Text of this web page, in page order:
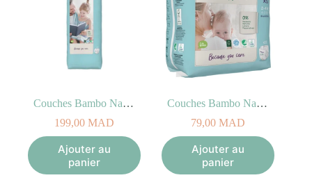
Couches Bambo Nature Taille 6 XXL, 16kg+ (40 unités)
199,00 MAD
Ajouter au
panier
Couches Bambo Nature Taille 1 XS, 2-4kg (22 unités)
79,00 MAD
Ajouter au
panier